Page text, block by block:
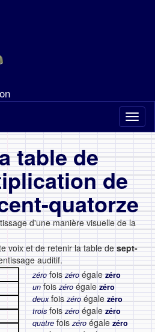
table de
de
quatorze
d'une manière visuelle de la
voix et de retenir la table desept-
auditif.
zéro foiszéro égale zéro
unfoiszéroégalezéro
deuxfoiszéroégalezéro
trois foiszéro égale zéro
quatrefoiszéroégalezéro